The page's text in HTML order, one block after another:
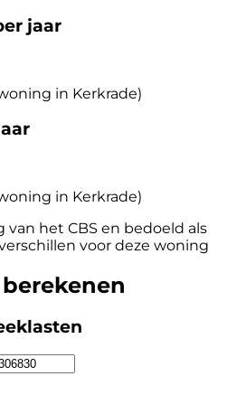
jaar
in Kerkrade)
in Kerkrade)
van het CBS en bedoeld als
voor deze woning